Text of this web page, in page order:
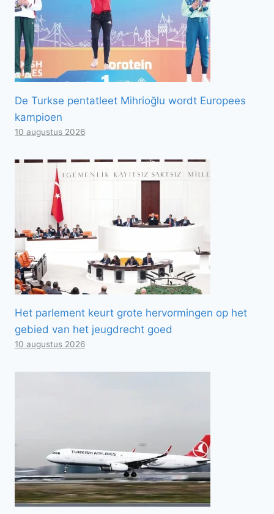
De Turkse pentatleet Mihrioğlu wordt Europees
kampioen
10 augustus 2026
Het parlement keurt grote hervormingen op het
gebied van het jeugdrecht goed
10 augustus 2026